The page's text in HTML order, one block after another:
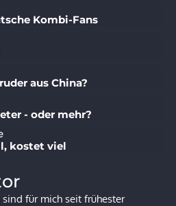
Kombi-Fans
aus China?
- oder mehr?
kostet viel
für mich seit frühester